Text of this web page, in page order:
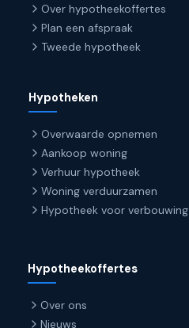
Over hypotheekoffertes
Plan een afspraak
Tweede hypotheek
Hypotheken
Overwaarde opnemen
Aankoop woning
Verhuur hypotheek
Woning verduurzamen
Hypotheek voor verbouwing
Hypotheekoffertes
Over ons
Nieuws